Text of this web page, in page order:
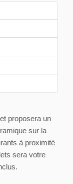
proposera un
sur la
à proximité
sera votre